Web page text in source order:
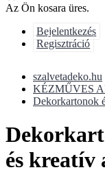
Az Ön kosara üres.
Bejelentkezés
Regisztráció
szalvetadeko.hu
KÉZMŰVES
Dekorkartonok
és kreatív